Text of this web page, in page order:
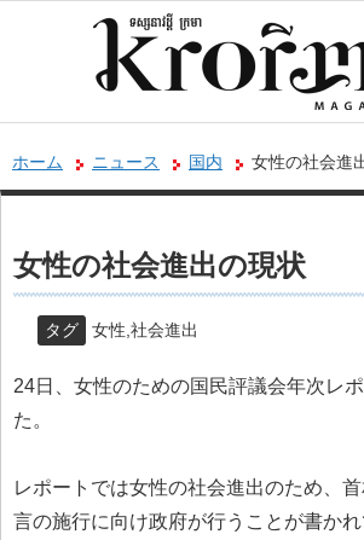
ホーム ニュース 国内 女性の社会進
女性の社会進出の現状
タグ 女性 社会進出
24日、女性のための国民評議会年次レ
た。
レポートでは女性の社会進出のため、
言の施行に向け政府が行うことが書か